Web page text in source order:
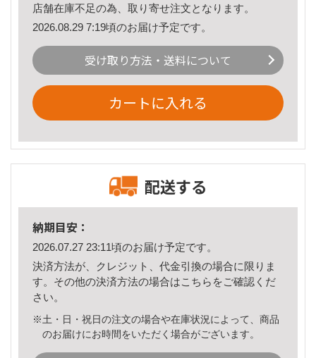
店舗在庫不足の為、取り寄せ注文となります。
2026.08.29 7:19頃のお届け予定です。
受け取り方法・送料について
カートに入れる
配送する
納期目安：
2026.07.27 23:11頃のお届け予定です。
決済方法が、クレジット、代金引換の場合に限りま
す。その他の決済方法の場合はこちら をご確認くだ
さい。
※土・日・祝日の注文の場合や在庫状況によって、商品
のお届けにお時間をいただく場合がございます。